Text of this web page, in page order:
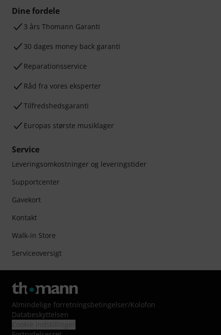
Dine fordele
3 års Thomann Garanti
30 dages money back garanti
Reparationsservice
Råd fra vores eksperter
Tilfredshedsgaranti
Europas største musiklager
Service
Leveringsomkostninger og leveringstider
Supportcenter
Gavekort
Kontakt
Walk-in Store
Serviceoversigt
Almindelige forretningsbetingelser/Kolofon
Databeskyttelsen